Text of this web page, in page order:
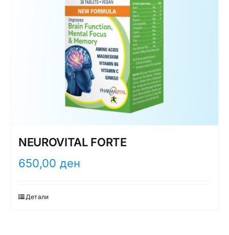
NEUROVITAL FORTE
650,00 ден
Детали